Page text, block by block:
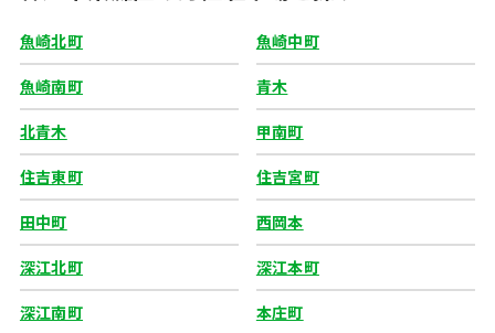
魚崎北町 魚崎中町
魚崎南町 青木
北青木 甲南町
住吉東町 住吉宮町
田中町 西岡本
深江北町 深江本町
深江南町 本庄町